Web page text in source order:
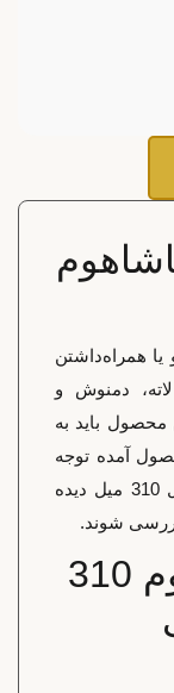
سرو یا همراه‌داشتن
دمنوش و
باید به
آمده توجه
شود. در نام این محصول مشخصاتی مثل 310 میل دیده
شوند.
ماگ وارداتی پاشاهوم 310